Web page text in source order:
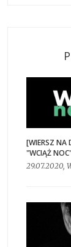
[WIERSZ NA
"WCIĄŻ
29.07.2020,